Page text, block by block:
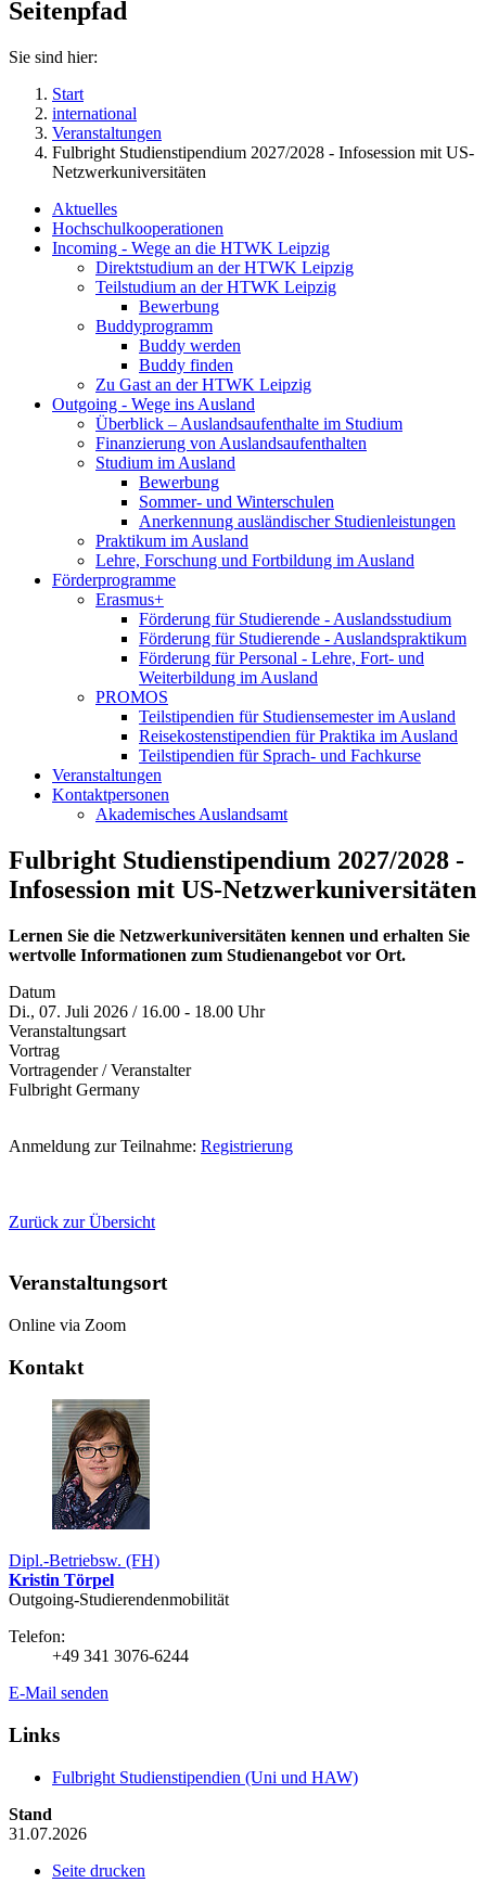
Seitenpfad
Sie sind hier:
Start
international
Veranstaltungen
Fulbright Studienstipendium 2027/2028 - Infosession mit US-
Netzwerkuniversitäten
Aktuelles
Hochschulkooperationen
Incoming - Wege an die HTWK Leipzig
Direktstudium an der HTWK Leipzig
Teilstudium an der HTWK Leipzig
Bewerbung
Buddyprogramm
Buddy werden
Buddy finden
Zu Gast an der HTWK Leipzig
Outgoing - Wege ins Ausland
Überblick – Auslandsaufenthalte im Studium
Finanzierung von Auslandsaufenthalten
Studium im Ausland
Bewerbung
Sommer- und Winterschulen
Anerkennung ausländischer Studienleistungen
Praktikum im Ausland
Lehre, Forschung und Fortbildung im Ausland
Förderprogramme
Erasmus+
Förderung für Studierende - Auslandsstudium
Förderung für Studierende - Auslandspraktikum
Förderung für Personal - Lehre, Fort- und
Weiterbildung im Ausland
PROMOS
Teilstipendien für Studiensemester im Ausland
Reisekostenstipendien für Praktika im Ausland
Teilstipendien für Sprach- und Fachkurse
Veranstaltungen
Kontaktpersonen
Akademisches Auslandsamt
Fulbright Studienstipendium 2027/2028 -
Infosession mit US-Netzwerkuniversitäten
Lernen Sie die Netzwerkuniversitäten kennen und erhalten Sie
wertvolle Informationen zum Studienangebot vor Ort.
Datum
Di., 07. Juli 2026 / 16.00 - 18.00 Uhr
Veranstaltungsart
Vortrag
Vortragender / Veranstalter
Fulbright Germany
Anmeldung zur Teilnahme: Registrierung
Zurück zur Übersicht
Veranstaltungsort
Online via Zoom
Kontakt
Dipl.-Betriebsw. (FH)
Kristin Törpel
Outgoing-Studierendenmobilität
Telefon:
+49 341 3076-6244
E-Mail senden
Links
Fulbright Studienstipendien (Uni und HAW)
Stand
31.07.2026
Seite drucken